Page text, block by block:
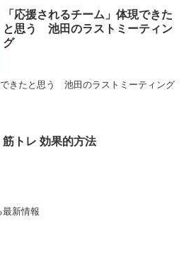
「応援されるチーム」体現できた
と思う 池田のラストミーティン
グ
できたと思う 池田のラストミーティング
筋トレ 効果的方法
新情報